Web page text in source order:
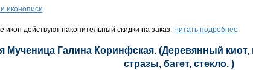
иконописи
икон действуют накопительный скидки на заказ. Читать подробнее
Мученица Галина Коринфская. (Деревянный
стразы, багет, стекло. )